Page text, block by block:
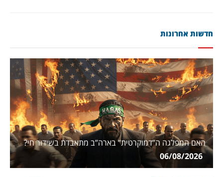
חדשות אחרונות
האם המפלגה ה”דמוקרטית” בארה”ב מתאבדת בשידור חי?
06/08/2026